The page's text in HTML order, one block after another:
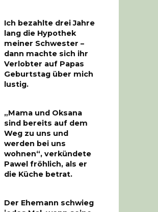
Ich bezahlte drei Jahre
lang die Hypothek
meiner Schwester –
dann machte sich ihr
Verlobter auf Papas
Geburtstag über mich
lustig.
„Mama und Oksana
sind bereits auf dem
Weg zu uns und
werden bei uns
wohnen“, verkündete
Pawel fröhlich, als er
die Küche betrat.
Der Ehemann schwieg